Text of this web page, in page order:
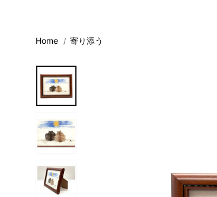
Home 寄り添う